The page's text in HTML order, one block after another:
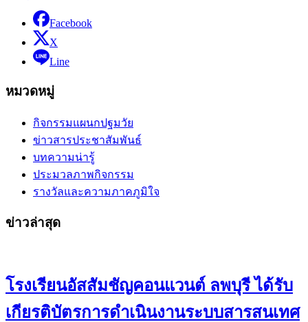
Facebook
X
Line
หมวดหมู่
กิจกรรมแผนกปฐมวัย
ข่าวสารประชาสัมพันธ์
บทความน่ารู้
ประมวลภาพกิจกรรม
รางวัลและความภาคภูมิใจ
ข่าวล่าสุด
โรงเรียนอัสสัมชัญคอนแวนต์ ลพบุรี ได้รับ
เกียรติบัตรการดำเนินงานระบบสารสนเทศ